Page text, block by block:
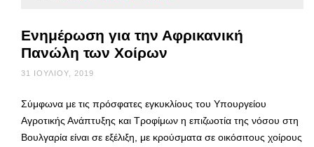
Ενημέρωση για την Αφρικανική
Πανώλη των Χοίρων
31 ΙΟΥΛΊΟΥ, 2019
Σύμφωνα με τις πρόσφατες εγκυκλίους του Υπουργείου
Αγροτικής Ανάπτυξης και Τροφίμων η επιζωοτία της νόσου στη
Βουλγαρία είναι σε εξέλιξη, με κρούσματα σε οικόσιτους χοίρους